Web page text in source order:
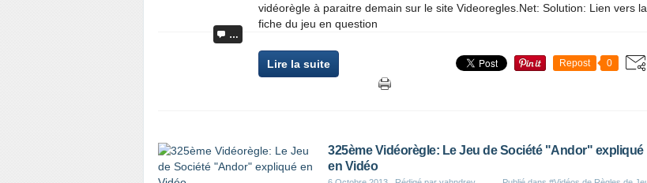
…
vidéorègle à paraitre demain sur le site Videoregles.Net: Solution: Lien vers la
fiche du jeu en question
Lire la suite Repost 0
325ème Vidéorègle: Le Jeu de Société "Andor" expliqué
en Vidéo